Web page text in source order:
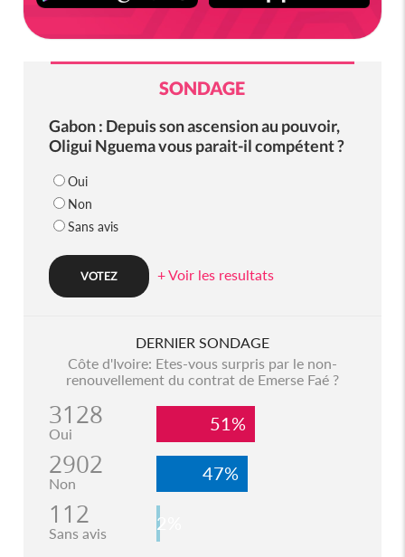
SONDAGE
Gabon : Depuis son ascension au pouvoir,
Oligui Nguema vous parait-il compétent ?
Oui
Non
Sans avis
+ Voir les resultats
DERNIER SONDAGE
Côte d'Ivoire: Etes-vous surpris par le non-
renouvellement du contrat de Emerse Faé ?
3128
Oui 51%
2902
Non 47%
112
Sans avis 2%